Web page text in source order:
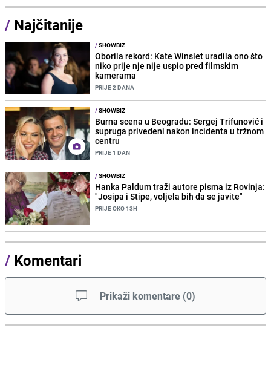
/ Najčitanije
/SHOWBIZ
Oborila rekord: Kate Winslet uradila ono što
niko prije nje nije uspio pred filmskim
kamerama
PRIJE 2 DANA
/SHOWBIZ
Burna scena u Beogradu: Sergej Trifunović i
supruga privedeni nakon incidenta u tržnom
centru
PRIJE 1 DAN
/SHOWBIZ
Hanka Paldum traži autore pisma iz Rovinja:
"Josipa i Stipe, voljela bih da se javite"
PRIJE OKO 13H
/ Komentari
Prikaži komentare (0)